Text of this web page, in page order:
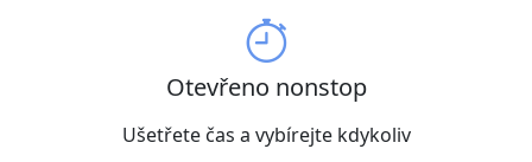
Otevřeno nonstop
Ušetřete čas a vybírejte kdykoliv